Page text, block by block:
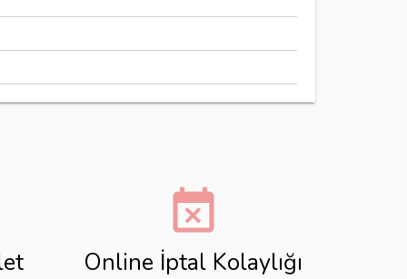
event_busy
Online İptal Kolaylığı